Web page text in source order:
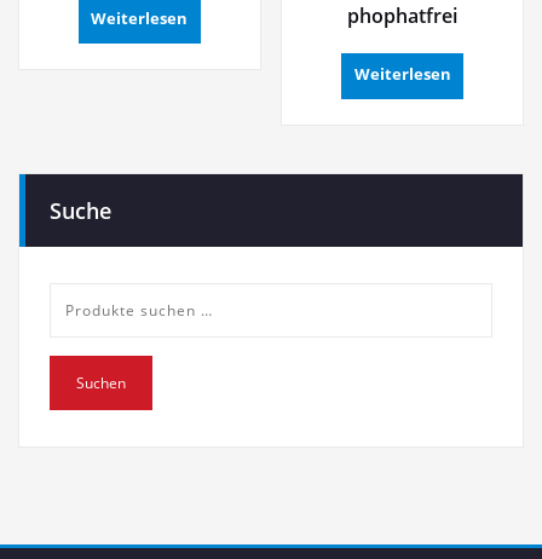
Weiterlesen
phophatfrei
Weiterlesen
Suche
nach:
Suchen